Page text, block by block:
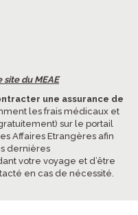
site du MEAE
une assurance de
les frais médicaux et
sur le portail
Affaires Etrangères afin
dernières
votre voyage et d’être
en cas de nécessité.